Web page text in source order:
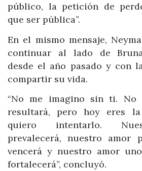
público, la petición de
que ser pública”.
En el mismo mensaje,
continuar al lado de
desde el año pasado y con
compartir su vida.
“No me imagino sin ti.
resultará, pero hoy eres
quiero intentarlo.
prevalecerá, nuestro amor
vencerá y nuestro amor
fortalecerá”, concluyó.